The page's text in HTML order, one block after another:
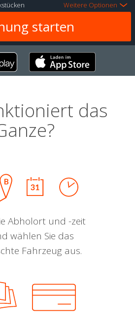
Weitere Optionen
das
Abholort und -zeit
wählen Sie das
Fahrzeug aus.